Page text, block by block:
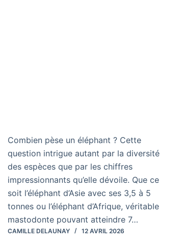
Combien pèse un éléphant ? Cette
question intrigue autant par la diversité
des espèces que par les chiffres
impressionnants qu’elle dévoile. Que ce
soit l’éléphant d’Asie avec ses 3,5 à 5
tonnes ou l’éléphant d’Afrique, véritable
mastodonte pouvant atteindre 7…
CAMILLE DELAUNAY 12 AVRIL 2026